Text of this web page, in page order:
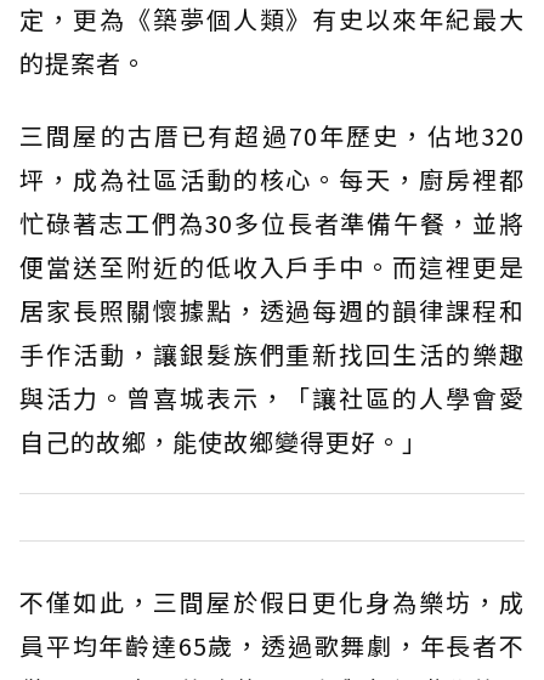
定，更為《築夢個人類》有史以來年紀最大
的提案者。
三間屋的古厝已有超過70年歷史，佔地320
坪，成為社區活動的核心。每天，廚房裡都
忙碌著志工們為30多位長者準備午餐，並將
便當送至附近的低收入戶手中。而這裡更是
居家長照關懷據點，透過每週的韻律課程和
手作活動，讓銀髮族們重新找回生活的樂趣
與活力。曾喜城表示，「讓社區的人學會愛
自己的故鄉，能使故鄉變得更好。」
不僅如此，三間屋於假日更化身為樂坊，成
員平均年齡達65歲，透過歌舞劇，年長者不